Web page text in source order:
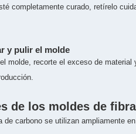
completamente curado, retírelo
y pulir el molde
molde, recorte el exceso de
de los moldes de
de carbono se utilizan ampliamente